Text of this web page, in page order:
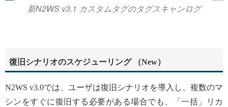
新N2WS v3.1 カスタムタグのタグスキャンログ
復旧シナリオのスケジューリング （New）
N2WS v3.0では、ユーザは復旧シナリオを導入し、複数のマ
シンをすぐに復旧する必要がある場合でも、「一括」リカ